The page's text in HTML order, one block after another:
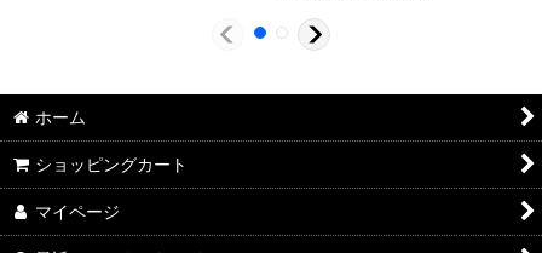
ホーム
ショッピングカート
マイページ